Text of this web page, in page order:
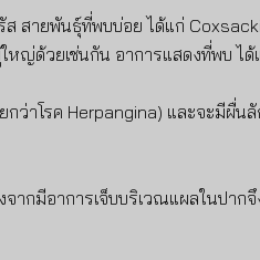
ส สายพันธุ์ที่พบบ่อย ได้แก่
ญ่ด้วยเช่นกัน อาการแสดงที่พบ ได้
ว่าโรค Herpangina) และจะมีผื่
กมีอาการเจ็บบริเวณแผลในปาก